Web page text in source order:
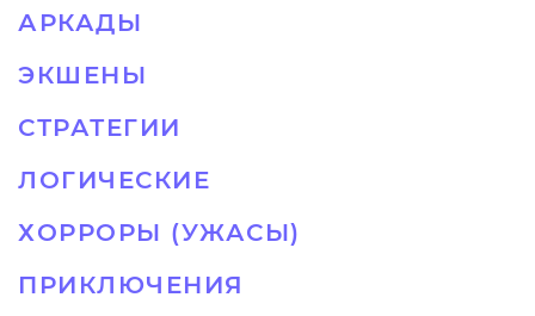
АРКАДЫ
ЭКШЕНЫ
СТРАТЕГИИ
ЛОГИЧЕСКИЕ
ХОРРОРЫ (УЖАСЫ)
ПРИКЛЮЧЕНИЯ